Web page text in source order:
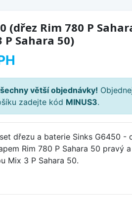
(dřez Rim 780 P
Sahara 50)
větší objednávky!
zadejte kód MINUS3.
dřezu a baterie Sinks G6450 -
Rim 780 P Sahara 50 pravý
Mix 3 P Sahara 50.